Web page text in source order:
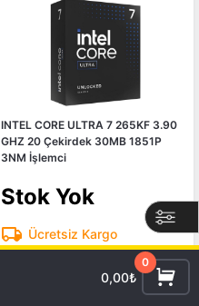
0,00₺
0
INTEL CORE ULTRA 7 265KF 3.90
GHZ 20 Çekirdek 30MB 1851P
3NM İşlemci
Stok Yok
Ücretsiz Kargo
Gelince Haber ver